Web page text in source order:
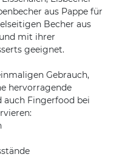
aus Pappe für
Becher aus
mit ihrer
geeignet.
Gebrauch,
hervorragende
auch Fingerfood bei